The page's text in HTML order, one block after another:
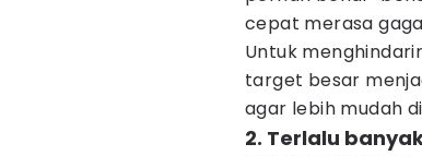
cepat merasa
Untuk
target besar
agar lebih mudah
2. Terlalu